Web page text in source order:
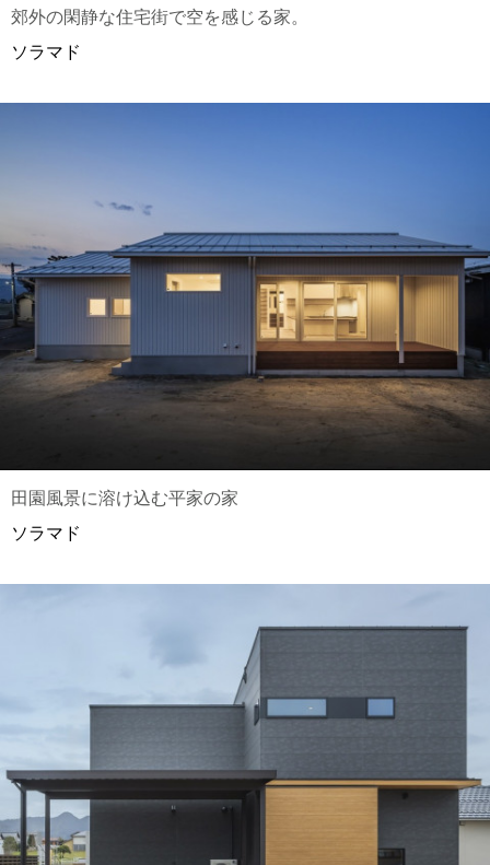
郊外の閑静な住宅街で空を感じる家。
ソラマド
田園風景に溶け込む平家の家
ソラマド